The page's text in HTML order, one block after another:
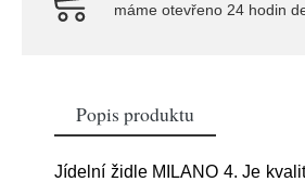
máme otevřeno 24 hodin
Popis produktu
Jídelní židle MILANO 4. Je